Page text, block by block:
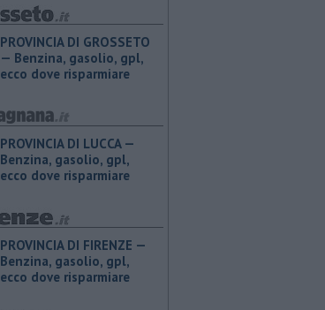
PROVINCIA DI GROSSETO
— ​Benzina, gasolio, gpl,
ecco dove risparmiare
PROVINCIA DI LUCCA — ​
Benzina, gasolio, gpl,
ecco dove risparmiare
PROVINCIA DI FIRENZE — ​
Benzina, gasolio, gpl,
ecco dove risparmiare